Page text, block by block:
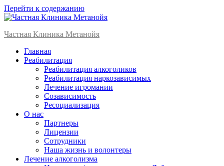
Перейти к содержанию
Частная Клиника Метанойя
Главная
Реабилитация
Реабилитация алкоголиков
Реабилитация наркозависимых
Лечение игромании
Созависимость
Ресоциализация
О нас
Партнеры
Лицензии
Сотрудники
Наша жизнь и волонтеры
Лечение алкоголизма